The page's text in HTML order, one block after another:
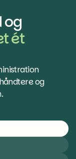
og
ét
og